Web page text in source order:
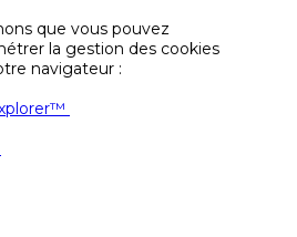
que vous pouvez
la gestion des cookies
navigateur :